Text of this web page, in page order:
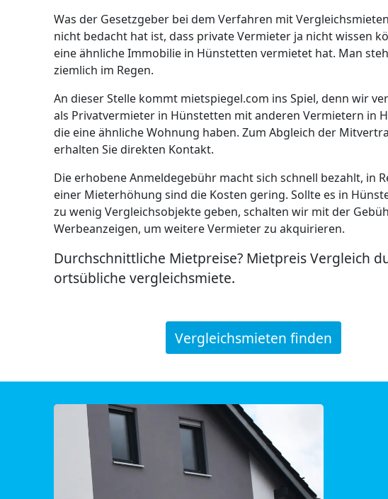
Was der Gesetzgeber bei dem Verfahren mit
nicht bedacht hat ist, dass private Vermieter ja nicht wissen
eine ähnliche Immobilie in Hünstetten vermietet hat. Man
ziemlich im Regen.
An dieser Stelle kommt mietspiegel.com ins Spiel, denn wir
als Privatvermieter in Hünstetten mit anderen Vermietern in
die eine ähnliche Wohnung haben. Zum Abgleich der
erhalten Sie direkten Kontakt.
Die erhobene Anmeldegebühr macht sich schnell bezahlt, in
einer Mieterhöhung sind die Kosten gering. Sollte es in
zu wenig Vergleichsobjekte geben, schalten wir mit der
Werbeanzeigen, um weitere Vermieter zu akquirieren.
Durchschnittliche Mietpreise? Mietpreis Vergleich
ortsübliche vergleichsmiete.
Vergleichsmieten finden